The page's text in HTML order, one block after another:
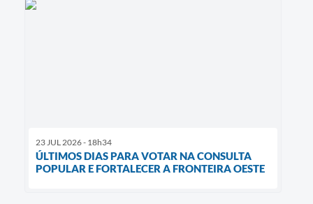
23 JUL 2026 - 18h34
ÚLTIMOS DIAS PARA VOTAR NA CONSULTA
POPULAR E FORTALECER A FRONTEIRA OESTE